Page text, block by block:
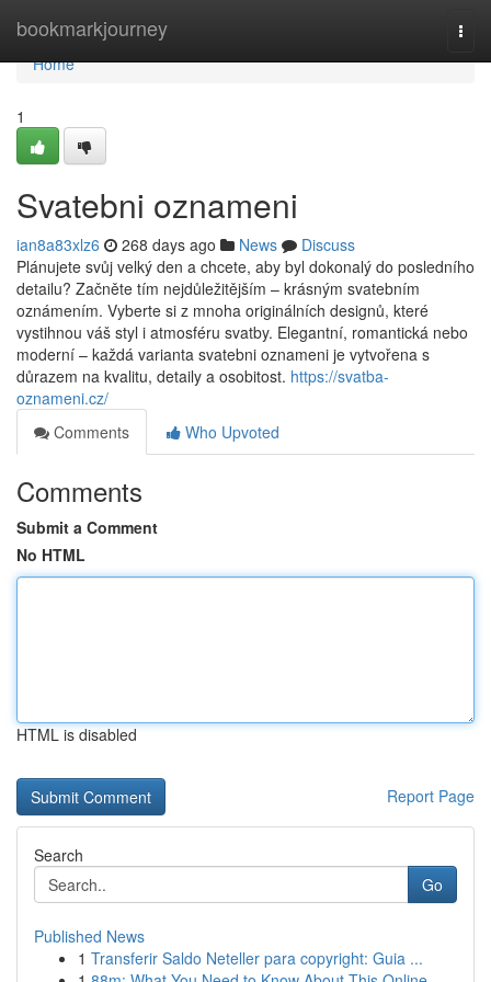
bookmarkjourney
Home
Home
1
Svatebni oznameni
ian8a83xlz6 268 days ago News
Discuss
Plánujete svůj velký den a chcete, aby byl dokonalý do posledního
detailu? Začněte tím nejdůležitějším – krásným svatebním
oznámením. Vyberte si z mnoha originálních designů, které
vystihnou váš styl i atmosféru svatby. Elegantní, romantická nebo
moderní – každá varianta svatebni oznameni je vytvořena s
důrazem na kvalitu, detaily a osobitost. https://svatba-
oznameni.cz/
Comments
Who Upvoted
Comments
Submit a Comment
No HTML
HTML is disabled
Report Page
Search
Go
Published News
1 Transferir Saldo Neteller para copyright: Guia ...